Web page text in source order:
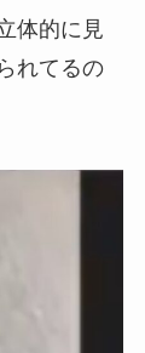
体的に見
れてるの